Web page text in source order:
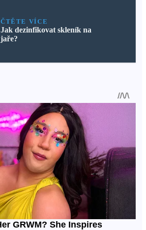
ČTĚTE VÍCE
Jak dezinfikovat skleník na
jaře?